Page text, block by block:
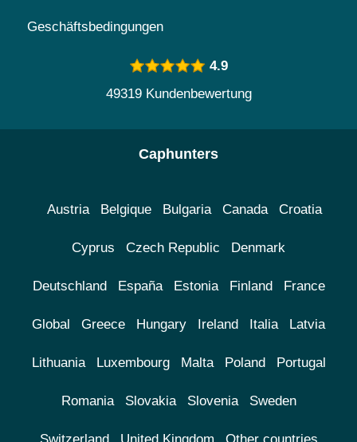
Geschäftsbedingungen
4.9
49319 Kundenbewertung
Caphunters
Austria Belgique Bulgaria Canada Croatia
Cyprus Czech Republic Denmark
Deutschland España Estonia Finland France
Global Greece Hungary Ireland Italia Latvia
Lithuania Luxembourg Malta Poland Portugal
Romania Slovakia Slovenia Sweden